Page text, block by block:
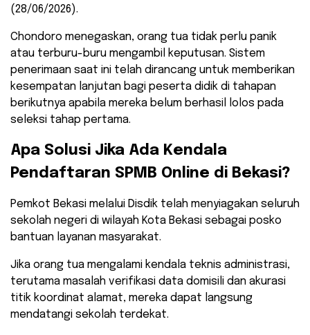
(28/06/2026).
​Chondoro menegaskan, orang tua tidak perlu panik
atau terburu-buru mengambil keputusan. Sistem
penerimaan saat ini telah dirancang untuk memberikan
kesempatan lanjutan bagi peserta didik di tahapan
berikutnya apabila mereka belum berhasil lolos pada
seleksi tahap pertama.
​Apa Solusi Jika Ada Kendala
Pendaftaran SPMB Online di Bekasi?
​Pemkot Bekasi melalui Disdik telah menyiagakan seluruh
sekolah negeri di wilayah Kota Bekasi sebagai posko
bantuan layanan masyarakat.
Jika orang tua mengalami kendala teknis administrasi,
terutama masalah verifikasi data domisili dan akurasi
titik koordinat alamat, mereka dapat langsung
mendatangi sekolah terdekat.